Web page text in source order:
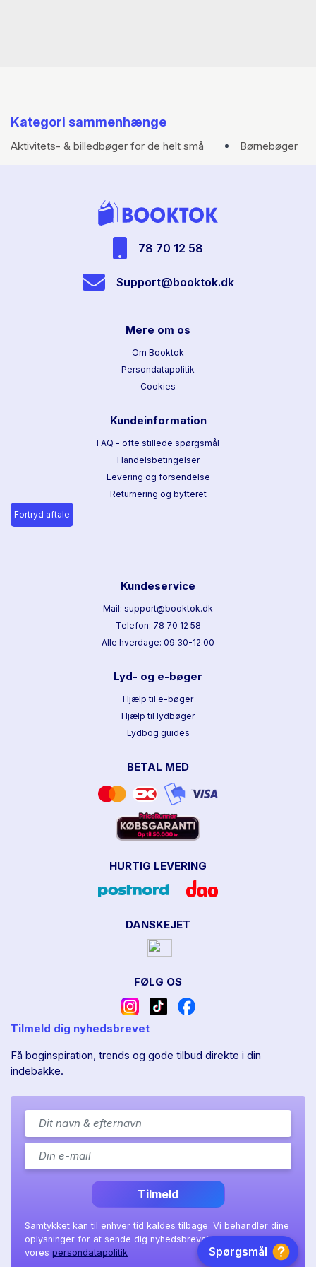
Kategori sammenhænge
Aktivitets- & billedbøger for de helt små Børnebøger
78 70 12 58
Support@booktok.dk
Mere om os
Om Booktok
Persondatapolitik
Cookies
Kundeinformation
FAQ - ofte stillede spørgsmål
Handelsbetingelser
Levering og forsendelse
Returnering og bytteret
Fortryd aftale
Kundeservice
Mail: support@booktok.dk
Telefon: 78 70 12 58
Alle hverdage: 09:30-12:00
Lyd- og e-bøger
Hjælp til e-bøger
Hjælp til lydbøger
Lydbog guides
BETAL MED
HURTIG LEVERING
DANSKEJET
FØLG OS
Tilmeld dig nyhedsbrevet
Få boginspiration, trends og gode tilbud direkte i din
indebakke.
Tilmeld
Samtykket kan til enhver tid kaldes tilbage. Vi behandler dine
oplysninger for at sende dig nyhedsbrevet, som beskrevet i
vores persondatapolitik